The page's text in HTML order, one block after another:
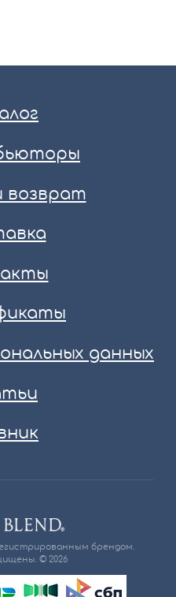
возврат
данных
брендом.
© 2026